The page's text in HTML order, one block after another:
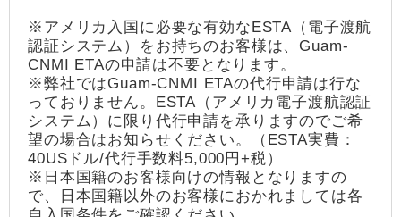
※アメリカ入国に必要な有効なESTA（電子渡航
認証システム）をお持ちのお客様は、Guam-
CNMI ETAの申請は不要となります。
※弊社ではGuam-CNMI ETAの代行申請は行な
っておりません。ESTA（アメリカ電子渡航認証
システム）に限り代行申請を承りますのでご希
望の場合はお知らせください。（ESTA実費：
40USドル/代行手数料5,000円+税）
※日本国籍のお客様向けの情報となりますの
で、日本国籍以外のお客様におかれましては各